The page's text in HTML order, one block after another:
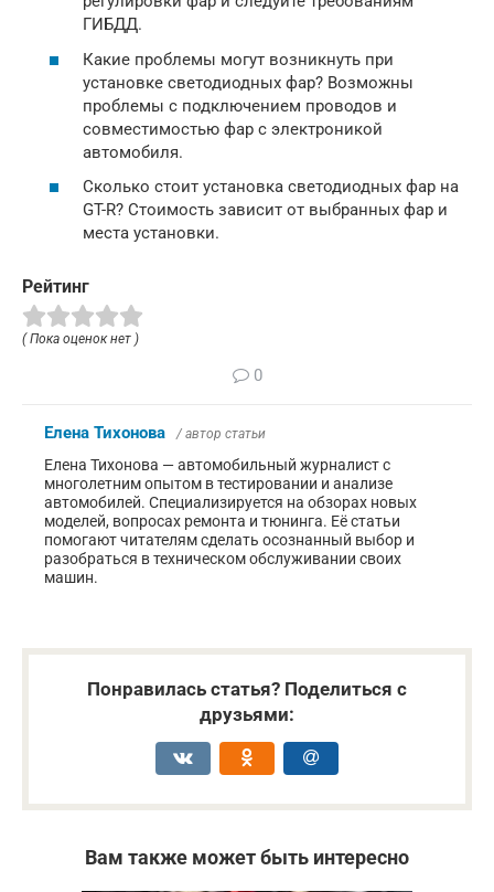
ГИБДД.
Какие проблемы могут возникнуть при
установке светодиодных фар? Возможны
проблемы с подключением проводов и
совместимостью фар с электроникой
автомобиля.
Сколько стоит установка светодиодных фар на
GT-R? Стоимость зависит от выбранных фар и
места установки.
Рейтинг
( Пока оценок нет )
0
Елена Тихонова / автор статьи
Елена Тихонова — автомобильный журналист с
многолетним опытом в тестировании и анализе
автомобилей. Специализируется на обзорах новых
моделей, вопросах ремонта и тюнинга. Её статьи
помогают читателям сделать осознанный выбор и
разобраться в техническом обслуживании своих
машин.
Понравилась статья? Поделиться с
друзьями:
Вам также может быть интересно